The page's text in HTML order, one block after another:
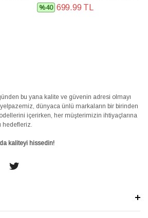
%40 699.99 TL
bu yana kalite ve güvenin adresi olmayı
dünyaca ünlü markaların bir birinden
içerirken, her müşterimizin ihtiyaçlarına
hedefleriz.
kaliteyi hissedin!